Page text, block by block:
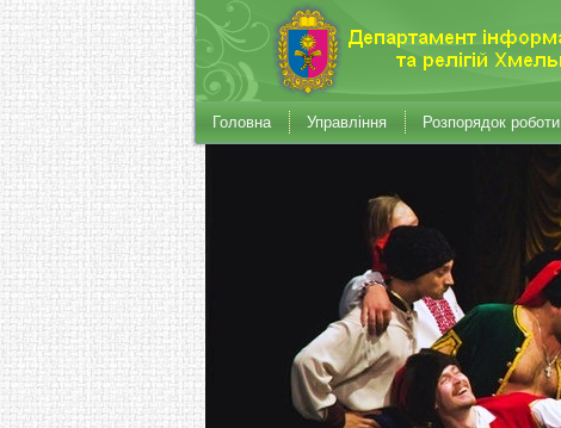
Головна Управління Розпорядок роботи